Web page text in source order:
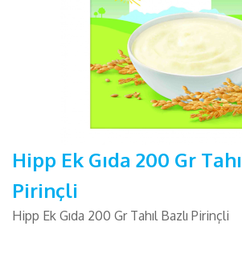
Hipp Ek Gıda 200 Gr
Pirinçli
Hipp Ek Gıda 200 Gr Tahıl Bazlı Pirinçli